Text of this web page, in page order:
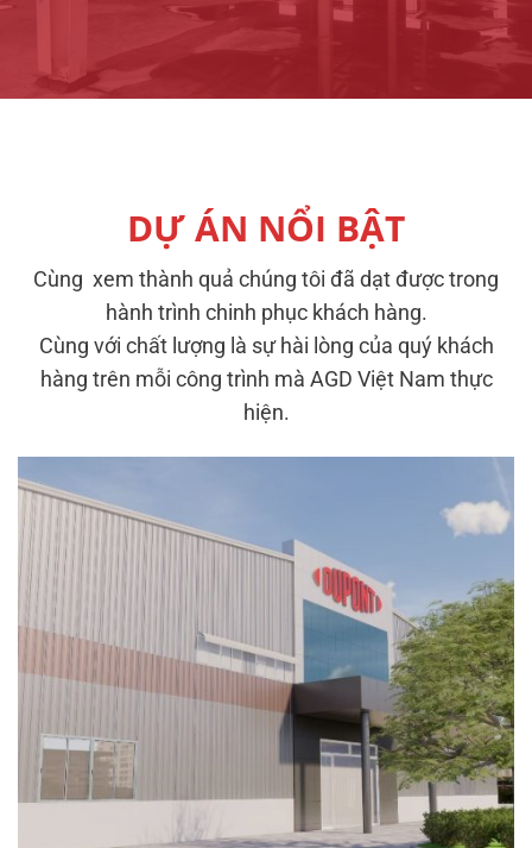
DỰ ÁN NỔI BẬT
Cùng xem thành quả chúng tôi đã dạt được trong
hành trình chinh phục khách hàng.
Cùng với chất lượng là sự hài lòng của quý khách
hàng trên mỗi công trình mà AGD Việt Nam thực
hiện.